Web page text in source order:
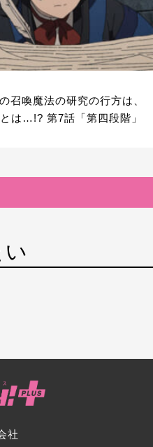
召喚魔法の研究の行方は、
は…!? 第7話「第四段階」
社